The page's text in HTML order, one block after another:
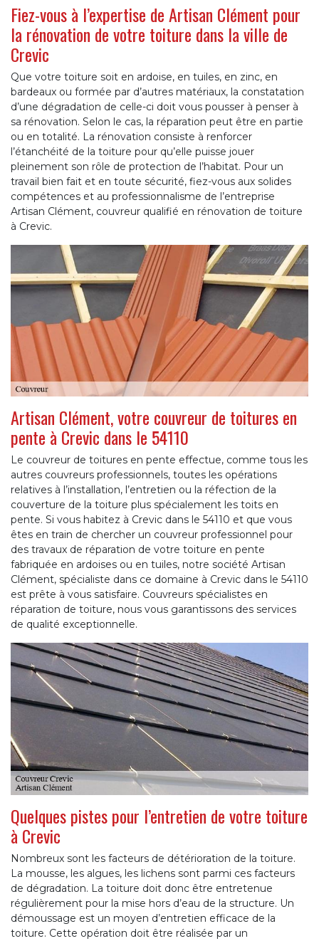
Fiez-vous à l’expertise de Artisan Clément pour
la rénovation de votre toiture dans la ville de
Crevic
Que votre toiture soit en ardoise, en tuiles, en zinc, en
bardeaux ou formée par d’autres matériaux, la constatation
d’une dégradation de celle-ci doit vous pousser à penser à
sa rénovation. Selon le cas, la réparation peut être en partie
ou en totalité. La rénovation consiste à renforcer
l’étanchéité de la toiture pour qu’elle puisse jouer
pleinement son rôle de protection de l’habitat. Pour un
travail bien fait et en toute sécurité, fiez-vous aux solides
compétences et au professionnalisme de l’entreprise
Artisan Clément, couvreur qualifié en rénovation de toiture
à Crevic.
Artisan Clément, votre couvreur de toitures en
pente à Crevic dans le 54110
Le couvreur de toitures en pente effectue, comme tous les
autres couvreurs professionnels, toutes les opérations
relatives à l’installation, l’entretien ou la réfection de la
couverture de la toiture plus spécialement les toits en
pente. Si vous habitez à Crevic dans le 54110 et que vous
êtes en train de chercher un couvreur professionnel pour
des travaux de réparation de votre toiture en pente
fabriquée en ardoises ou en tuiles, notre société Artisan
Clément, spécialiste dans ce domaine à Crevic dans le 54110
est prête à vous satisfaire. Couvreurs spécialistes en
réparation de toiture, nous vous garantissons des services
de qualité exceptionnelle.
Quelques pistes pour l’entretien de votre toiture
à Crevic
Nombreux sont les facteurs de détérioration de la toiture.
La mousse, les algues, les lichens sont parmi ces facteurs
de dégradation. La toiture doit donc être entretenue
régulièrement pour la mise hors d’eau de la structure. Un
démoussage est un moyen d’entretien efficace de la
toiture. Cette opération doit être réalisée par un